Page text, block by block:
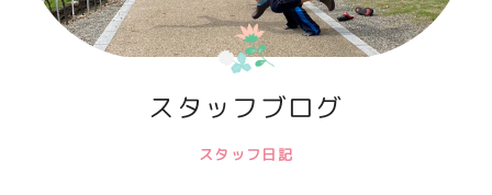
スタッフブログ
スタッフ日記